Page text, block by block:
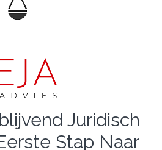
Juridisch
Stap Naar